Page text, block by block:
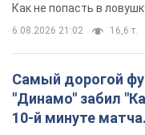
Как не попасть в
6.08.2026 21:02 16,6 т.
Самый дорогой
"Динамо" забил
10-й минуте